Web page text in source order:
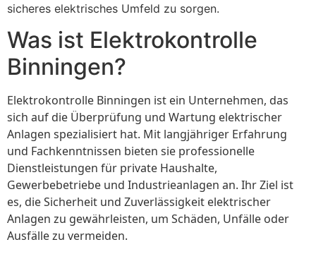
sicheres elektrisches Umfeld zu sorgen.
Was ist Elektrokontrolle
Binningen?
Elektrokontrolle Binningen ist ein Unternehmen, das
sich auf die Überprüfung und Wartung elektrischer
Anlagen spezialisiert hat. Mit langjähriger Erfahrung
und Fachkenntnissen bieten sie professionelle
Dienstleistungen für private Haushalte,
Gewerbebetriebe und Industrieanlagen an. Ihr Ziel ist
es, die Sicherheit und Zuverlässigkeit elektrischer
Anlagen zu gewährleisten, um Schäden, Unfälle oder
Ausfälle zu vermeiden.